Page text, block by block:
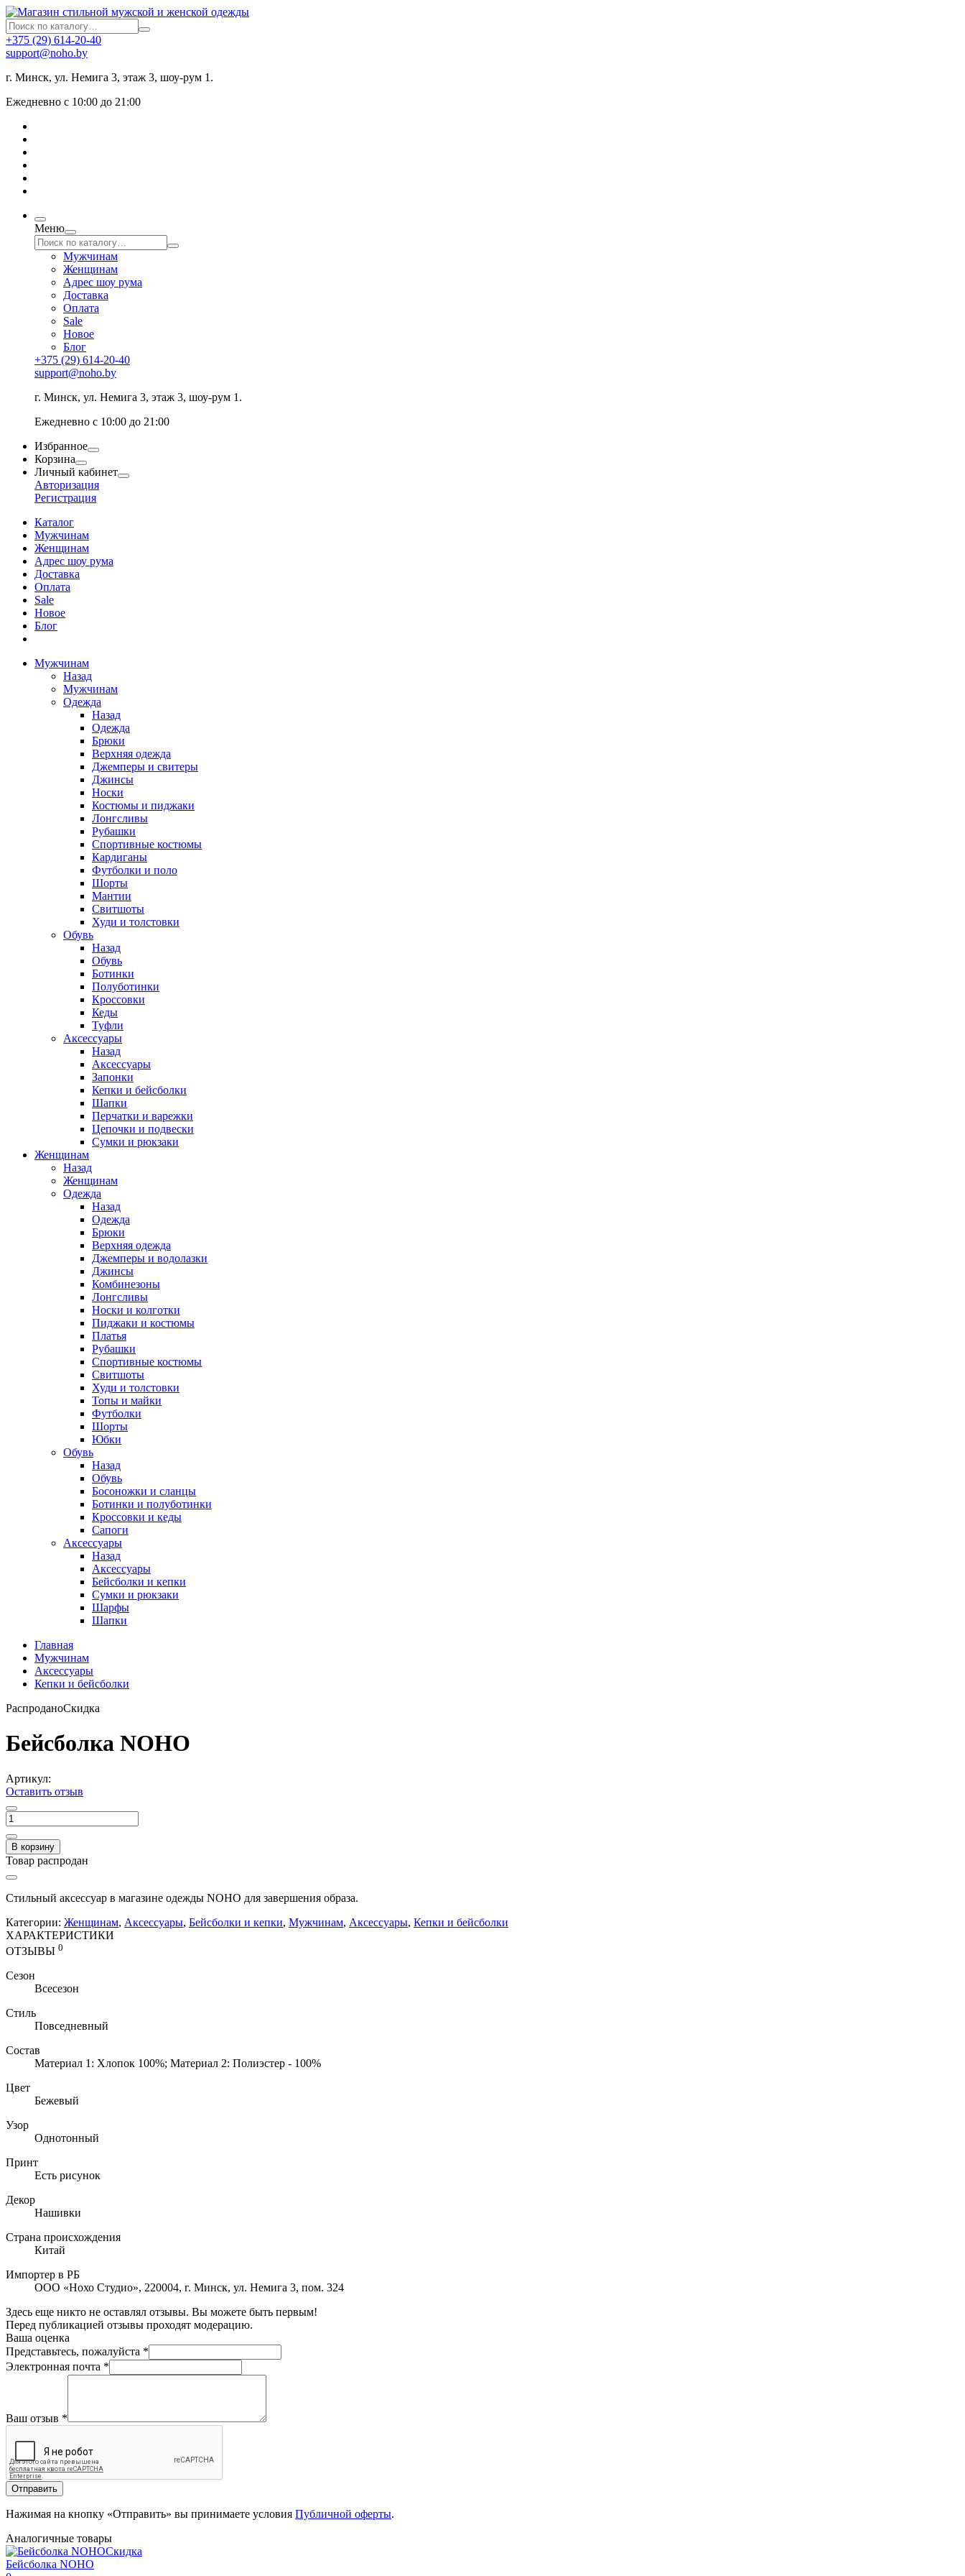
+375 (29) 614-20-40
support@noho.by
г. Минск, ул. Немига 3, этаж 3, шоу-рум 1.
Ежедневно с 10:00 до 21:00
Меню
Мужчинам
Женщинам
Адрес шоу рума
Доставка
Оплата
Sale
Новое
Блог
+375 (29) 614-20-40
support@noho.by
г. Минск, ул. Немига 3, этаж 3, шоу-рум 1.
Ежедневно с 10:00 до 21:00
Избранное
Корзина
Личный кабинет
Авторизация
Регистрация
Каталог
Мужчинам
Женщинам
Адрес шоу рума
Доставка
Оплата
Sale
Новое
Блог
Мужчинам
Назад
Мужчинам
Одежда
Назад
Одежда
Брюки
Верхняя одежда
Джемперы и свитеры
Джинсы
Носки
Костюмы и пиджаки
Лонгсливы
Рубашки
Спортивные костюмы
Кардиганы
Футболки и поло
Шорты
Мантии
Свитшоты
Худи и толстовки
Обувь
Назад
Обувь
Ботинки
Полуботинки
Кроссовки
Кеды
Туфли
Аксессуары
Назад
Аксессуары
Запонки
Кепки и бейсболки
Шапки
Перчатки и варежки
Цепочки и подвески
Сумки и рюкзаки
Женщинам
Назад
Женщинам
Одежда
Назад
Одежда
Брюки
Верхняя одежда
Джемперы и водолазки
Джинсы
Комбинезоны
Лонгсливы
Носки и колготки
Пиджаки и костюмы
Платья
Рубашки
Спортивные костюмы
Свитшоты
Худи и толстовки
Топы и майки
Футболки
Шорты
Юбки
Обувь
Назад
Обувь
Босоножки и сланцы
Ботинки и полуботинки
Кроссовки и кеды
Сапоги
Аксессуары
Назад
Аксессуары
Бейсболки и кепки
Сумки и рюкзаки
Шарфы
Шапки
Главная
Мужчинам
Аксессуары
Кепки и бейсболки
РаспроданоСкидка
Бейсболка NOHO
Артикул:
Оставить отзыв
В корзину
Товар распродан
Стильный аксессуар в магазине одежды NOHO для завершения образа.
Категории: Женщинам, Аксессуары, Бейсболки и кепки, Мужчинам, Аксессуары, Кепки и бейсболки
ХАРАКТЕРИСТИКИ
ОТЗЫВЫ 0
Сезон
Всесезон
Стиль
Повседневный
Состав
Материал 1: Хлопок 100%; Материал 2: Полиэстер - 100%
Цвет
Бежевый
Узор
Однотонный
Принт
Есть рисунок
Декор
Нашивки
Страна происхождения
Китай
Импортер в РБ
ООО «Нохо Студио», 220004, г. Минск, ул. Немига 3, пом. 324
Здесь еще никто не оставлял отзывы. Вы можете быть первым!
Перед публикацией отзывы проходят модерацию.
Ваша оценка
Представьтесь, пожалуйста *
Электронная почта *
Ваш отзыв *
Отправить
Нажимая на кнопку «Отправить» вы принимаете условия Публичной оферты.
Аналогичные товары
Скидка
Бейсболка NOHO